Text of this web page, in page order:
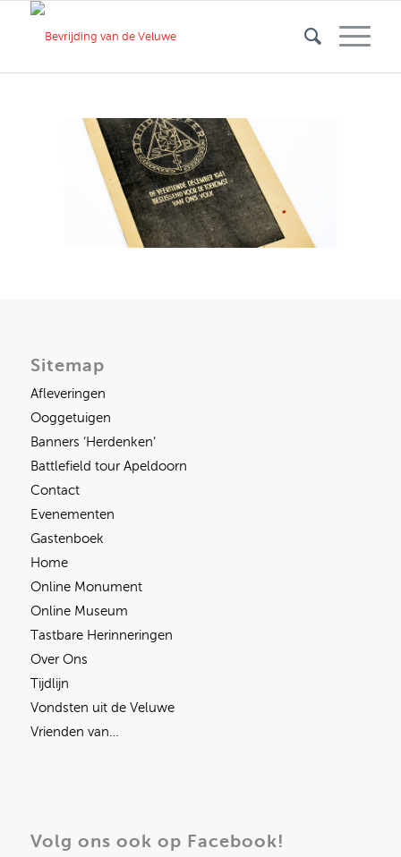
Sitemap
Afleveringen
Ooggetuigen
Banners ‘Herdenken’
Battlefield tour Apeldoorn
Contact
Evenementen
Gastenboek
Home
Online Monument
Online Museum
Tastbare Herinneringen
Over Ons
Tijdlijn
Vondsten uit de Veluwe
Vrienden van…
Volg ons ook op Facebook!